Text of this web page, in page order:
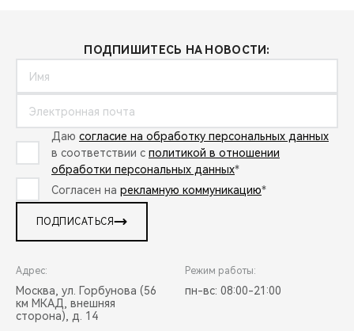
ПОДПИШИТЕСЬ НА НОВОСТИ:
Даю согласие на обработку персональных данных
в соответствии с политикой в отношении
обработки персональных данных*
Согласен на рекламную коммуникацию*
ПОДПИСАТЬСЯ
Адрес:
Москва, ул. Горбунова (56
км МКАД, внешняя
сторона), д. 14
Режим работы:
пн-вс: 08:00-21:00